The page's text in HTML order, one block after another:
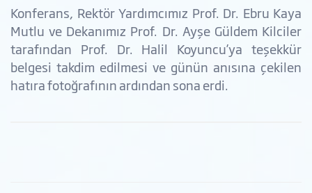
Konferans, Rektör Yardımcımız Prof. Dr. Ebru Kaya
Mutlu ve Dekanımız Prof. Dr. Ayşe Güldem Kilciler
tarafından Prof. Dr. Halil Koyuncu’ya teşekkür
belgesi takdim edilmesi ve günün anısına çekilen
hatıra fotoğrafının ardından sona erdi.